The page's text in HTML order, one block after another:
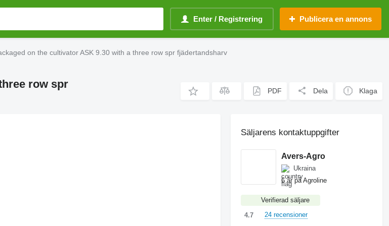
Enter / Registrering Publicera en annons
on the cultivator ASK 9.30 with a three row spr fjädertandsharv
row spr
PDF Dela Klaga
Säljarens kontaktuppgifter
Avers-Agro
Ukraina
6 år på Agroline
Verifierad säljare
4.7
24 recensioner